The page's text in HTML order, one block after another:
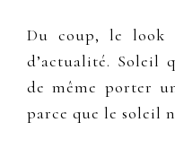
Du coup, le look
d’actualité.
de même porter
parce que le soleil